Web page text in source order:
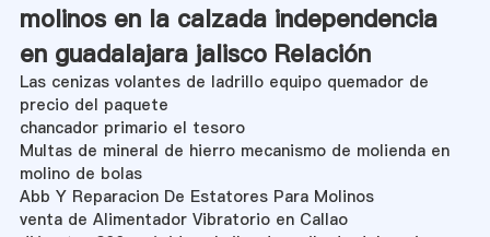
molinos en la calzada independencia
en guadalajara jalisco Relación
Las cenizas volantes de ladrillo equipo quemador de
precio del paquete
chancador primario el tesoro
Multas de mineral de hierro mecanismo de molienda en
molino de bolas
Abb Y Reparacion De Estatores Para Molinos
venta de Alimentador Vibratorio en Callao